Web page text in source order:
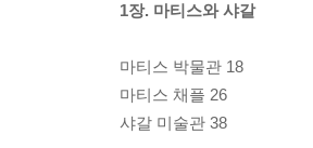
1장. 마티스와 샤갈
마티스 박물관 18
마티스 채플 26
샤갈 미술관 38